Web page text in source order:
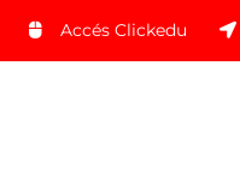
Accés Clickedu